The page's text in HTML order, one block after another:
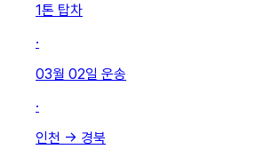
1톤 탑차
·
03월 02일 운송
·
인천 → 경북